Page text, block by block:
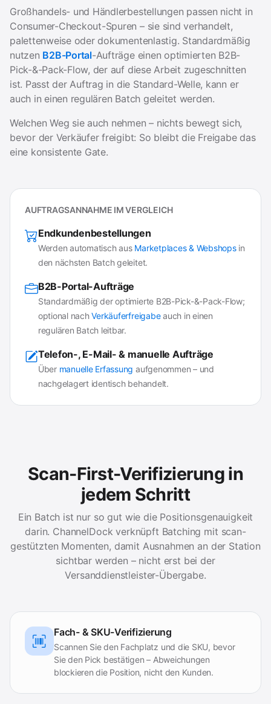
Großhandels- und Händlerbestellungen passen nicht in
Consumer-Checkout-Spuren – sie sind verhandelt,
palettenweise oder dokumentenlastig. Standardmäßig
nutzen B2B-Portal-Aufträge einen optimierten B2B-
Pick-&-Pack-Flow, der auf diese Arbeit zugeschnitten
ist. Passt der Auftrag in die Standard-Welle, kann er
auch in einen regulären Batch geleitet werden.
Welchen Weg sie auch nehmen – nichts bewegt sich,
bevor der Verkäufer freigibt: So bleibt die Freigabe das
eine konsistente Gate.
AUFTRAGSANNAHME IM VERGLEICH
Endkundenbestellungen
Werden automatisch aus Marketplaces & Webshopsin
den nächsten Batch geleitet.
B2B-Portal-Aufträge
Standardmäßig der optimierte B2B-Pick-&-Pack-Flow;
optional nachVerkäuferfreigabeauch in einen
regulären Batch leitbar.
Telefon-, E-Mail- & manuelle Aufträge
Über manuelle Erfassung aufgenommen – und
nachgelagert identisch behandelt.
Scan-First-Verifizierung in
jedem Schritt
Ein Batch ist nur so gut wie die Positionsgenauigkeit
darin. ChannelDock verknüpft Batching mit scan-
gestützten Momenten, damit Ausnahmen an der Station
sichtbar werden – nicht erst bei der
Versanddienstleister-Übergabe.
Fach- & SKU-Verifizierung
Scannen Sie den Fachplatz und die SKU, bevor
Sie den Pick bestätigen – Abweichungen
blockieren die Position, nicht den Kunden.